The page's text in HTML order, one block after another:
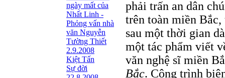
ngày mất của
Nhất Linh -
Phỏng vấn nhà
văn Nguyễn
Tường Thiết
2.9.2008
Kiệt Tấn
Sự đời
phải trấn an dân
trên toàn miền
sau một thời gian
một tác phẩm viết
văn nghệ sĩ miền
Bắc. Công trình